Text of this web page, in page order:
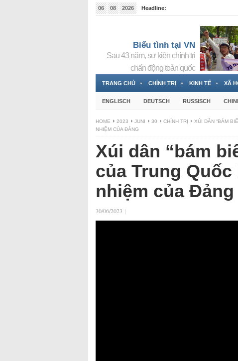
06 08 2026
Headline:
Biểu tình tại VN
Sau 43 năm, sự kiện chính trị
chấn động toàn quốc
TRANG CHỦ CHÍNH TRỊ KINH TẾ XÃ
ENGLISCH DEUTSCH RUSSISCH
HOME 2023 JUNI 30 CHÍNH TRỊ
XÚI DÂN “BÁM
NHIỆM CỦA ĐẢNG
Xúi dân “bám
của Trung
nhiệm của Đảng
30/06/2023 |